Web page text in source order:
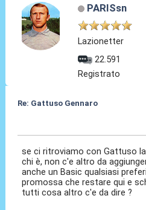
PARISsn
Lazionetter
22.591
Registrato
Re: Gattuso Gennaro
se ci ritroviamo con Gattuso
chi è, non c'e altro da
anche un Basic qualsiasi
promossa che restare qui e
tutti cosa altro c'e da dire ?